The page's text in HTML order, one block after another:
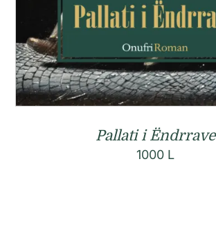
Pallati i Ëndrrave
1000 L